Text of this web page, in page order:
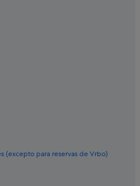
(excepto para reservas de Vrbo)